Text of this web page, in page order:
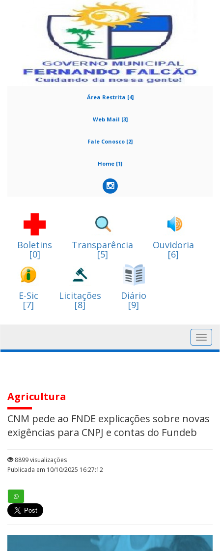
Área Restrita [4]
Web Mail [3]
Fale Conosco [2]
Home [1]
Boletins
[0]
Transparência
[5]
Ouvidoria
[6]
E-Sic
[7]
Licitações
[8]
Diário
[9]
Agricultura
CNM pede ao FNDE explicações sobre novas
exigências para CNPJ e contas do Fundeb
8899 visualizações
Publicada em 10/10/2025 16:27:12